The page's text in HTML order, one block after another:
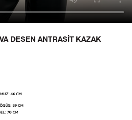
DESEN ANTRASIT KAZAK